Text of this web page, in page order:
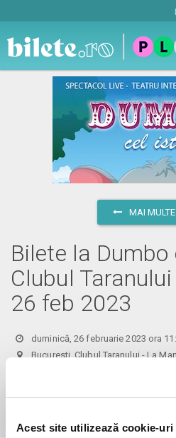
Acest site utilizează cookie-uri
MAI
Bilete la
Clubul
26 feb 2023
duminică, 26 februarie 2023 ora
Bucuresti, Clubul Taranului - La
Pentru copiii cu vârsta de peste 1